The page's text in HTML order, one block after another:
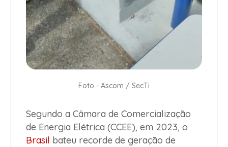
Foto - Ascom / SecTi
Segundo a Câmara de Comercialização
de Energia Elétrica (CCEE), em 2023, o
Brasil bateu recorde de geração de